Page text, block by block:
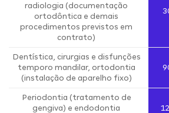
radiologia (documentação
ortodôntica e demais
procedimentos previstos em
contrato)
Dentística, cirurgias e disfunções
temporo mandilar, ortodontia
(instalação de aparelho fixo)
Periodontia (tratamento de
gengiva) e endodontia